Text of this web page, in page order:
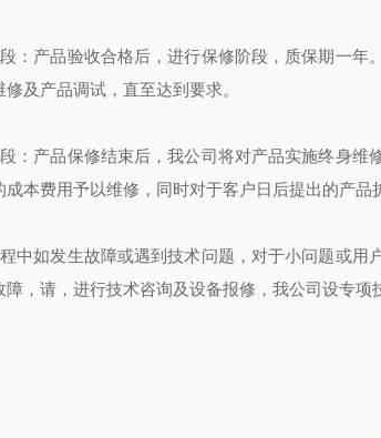
：产品验收合格后，进行保修阶段 ，质保期一年
及产品调试，直至达到要求。
：产品保修结束后，我公司将对产品实施终身
本费用予以维修，同时对于客户日后提出的产品
中如发生故障或遇到技术问题，对于小问题或
障，请，进行技术咨询及设备报修，我公司设专项